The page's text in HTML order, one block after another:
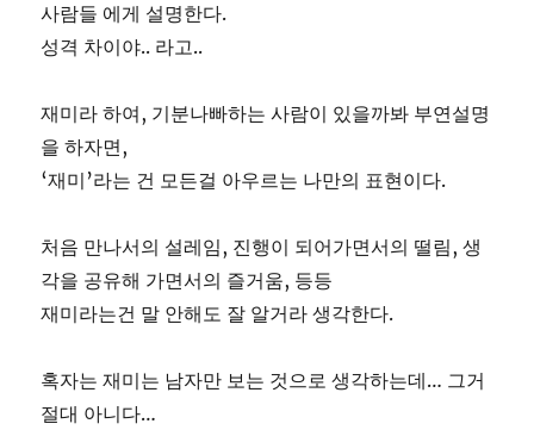
사람들 에게 설명한다.
성격 차이야.. 라고..
재미라 하여, 기분나빠하는 사람이 있을까봐 부연설명
을 하자면,
‘재미’라는 건 모든걸 아우르는 나만의 표현이다.
처음 만나서의 설레임, 진행이 되어가면서의 떨림, 생
각을 공유해 가면서의 즐거움, 등등
재미라는건 말 안해도 잘 알거라 생각한다.
혹자는 재미는 남자만 보는 것으로 생각하는데… 그거
절대 아니다…